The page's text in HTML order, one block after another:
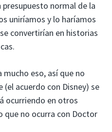
presupuesto normal de la
uniríamos y lo haríamos
convertirían en historias
eso, así que no
(el acuerdo con Disney) se
ocurriendo en otros
que no ocurra con Doctor